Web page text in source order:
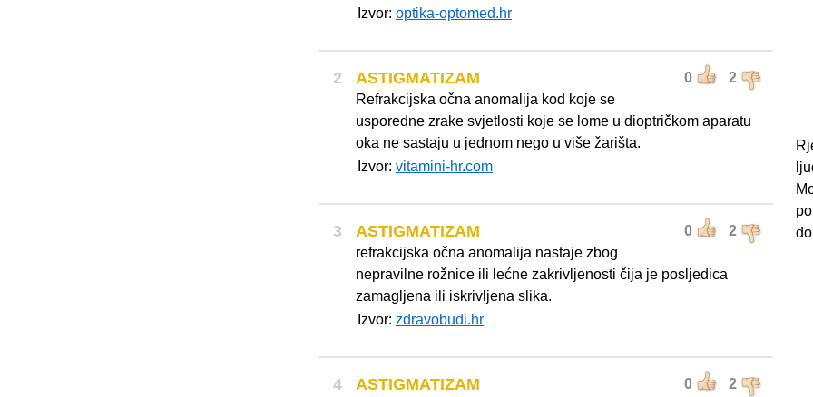
Izvor: optika-optomed.hr
2 0 2
ASTIGMATIZAM
Refrakcijska očna anomalija kod koje se
usporedne zrake svjetlosti koje se lome u dioptričkom aparatu
oka ne sastaju u jednom nego u više žarišta.
Izvor: vitamini-hr.com
3 0 2
ASTIGMATIZAM
refrakcijska očna anomalija nastaje zbog
nepravilne rožnice ili lećne zakrivljenosti čija je posljedica
zamagljena ili iskrivljena slika.
Izvor: zdravobudi.hr
4 0 2
ASTIGMATIZAM